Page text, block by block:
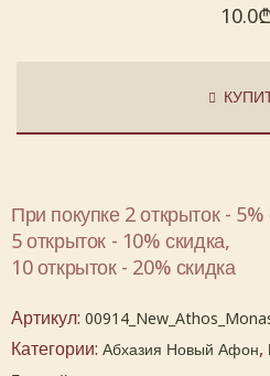
10.0
При покупке 2 открыток - 5%
5 открыток - 10% скидка,
10 открыток - 20% скидка
Артикул:
Категории: Абхазия Новый Афон,